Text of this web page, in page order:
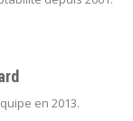
en 2013.